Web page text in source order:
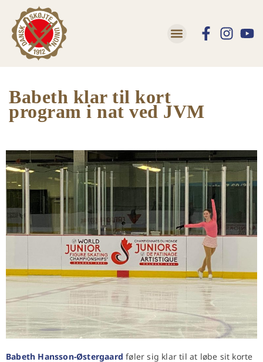
Babeth klar til kort
program i nat ved JVM
Babeth Hansson-Østergaard føler sig klar til at løbe sit korte